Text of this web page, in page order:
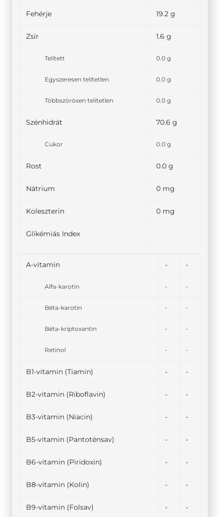
Fehérje 19.2 g
Zsír 1.6 g
Telített 0.0 g
Egyszeresen telítetlen 0.0 g
Többszörösen telítetlen 0.0 g
Szénhidrát 70.6 g
Cukor 0.0 g
Rost 0.0 g
Nátrium 0 mg
Koleszterin 0 mg
Glikémiás Index
A-vitamin - -
Alfa-karotin - -
Béta-karotin - -
Béta-kriptoxantin - -
Retinol - -
B1-vitamin (Tiamin) - -
B2-vitamin (Riboflavin) - -
B3-vitamin (Niacin) - -
B5-vitamin (Pantoténsav) - -
B6-vitamin (Piridoxin) - -
B8-vitamin (Kolin) - -
B9-vitamin (Folsav) - -